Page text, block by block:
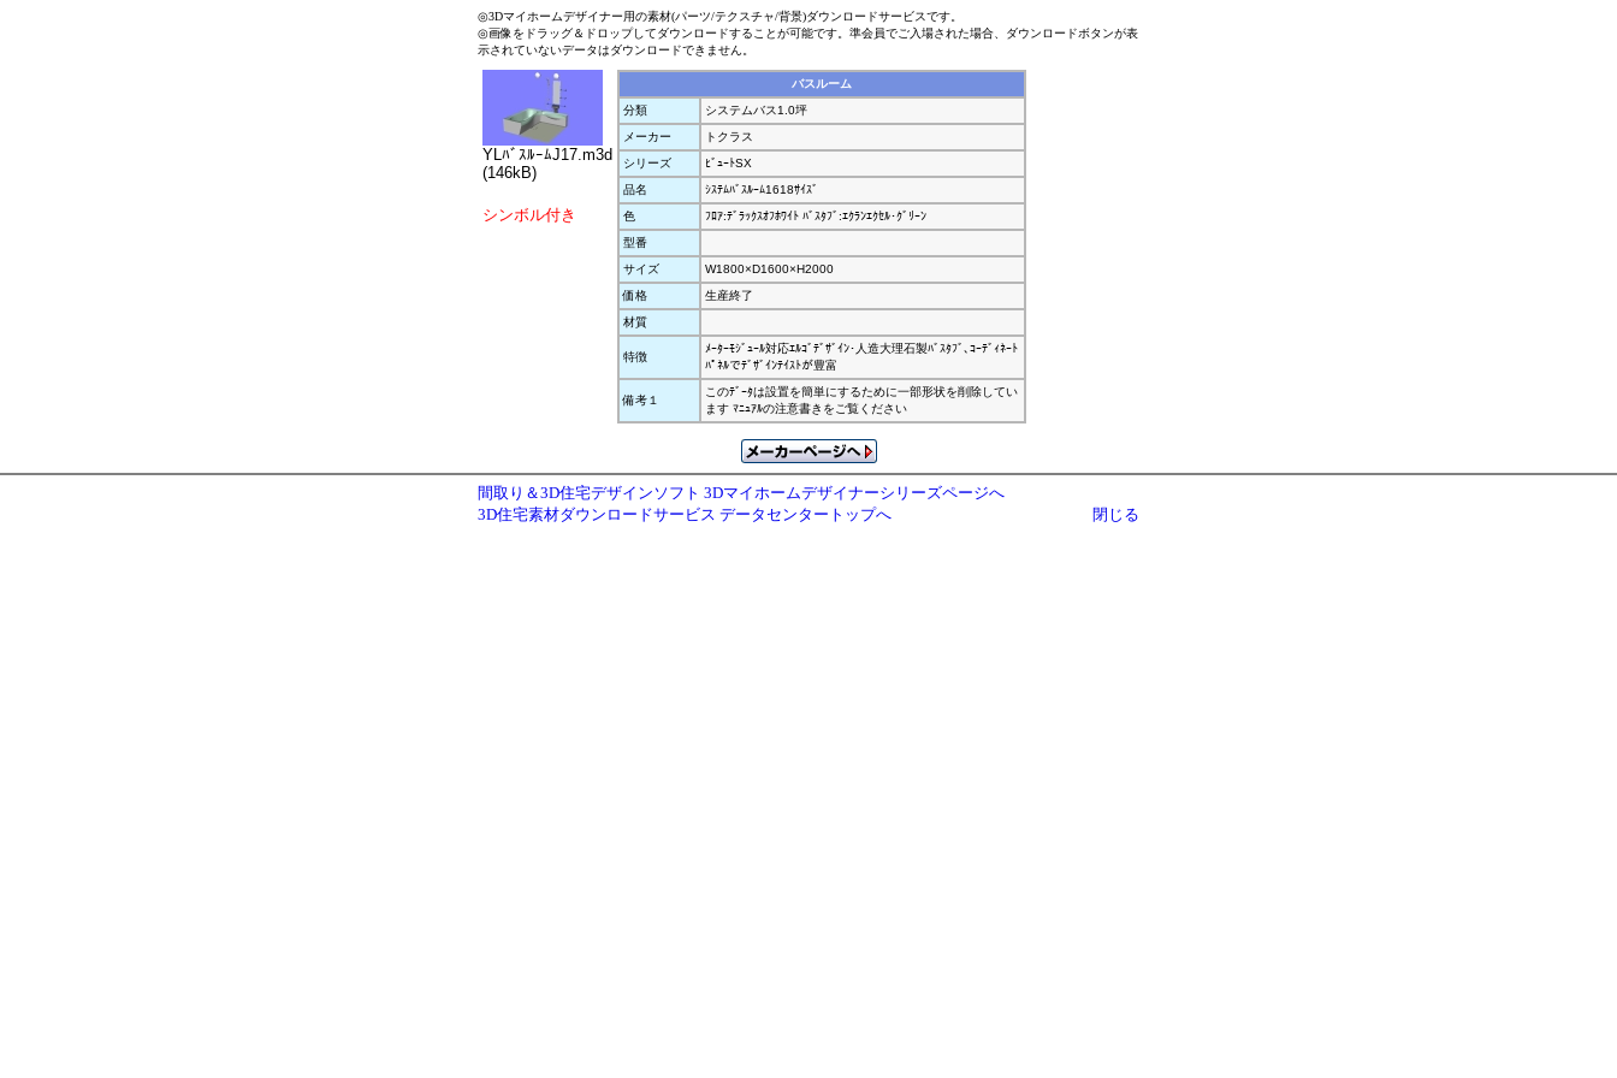
◎3Dマイホームデザイナー用の素材(パーツ/テクスチャ/背景)ダウンロードサービスです。
◎画像をドラッグ＆ドロップしてダウンロードすることが可能です。準会員でご入場された場合、ダウンロードボタンが表
示されていないデータはダウンロードできません。
YLﾊﾞｽﾙｰﾑJ17.m3d
(146kB)
シンボル付き
バスルーム
分類
システムバス1.0坪
メーカー
トクラス
シリーズ
ﾋﾞｭｰﾄSX
品名
ｼｽﾃﾑﾊﾞｽﾙｰﾑ1618ｻｲｽﾞ
色
ﾌﾛｱ:ﾃﾞﾗｯｸｽｵﾌﾎﾜｲﾄ ﾊﾞｽﾀﾌﾞ:ｴｸﾗﾝｴｸｾﾙ･ｸﾞﾘｰﾝ
型番
サイズ
W1800×D1600×H2000
価格
生産終了
材質
特徴
ﾒｰﾀｰﾓｼﾞｭｰﾙ対応ｴﾙｺﾞﾃﾞｻﾞｲﾝ･人造大理石製ﾊﾞｽﾀﾌﾞ､ｺｰﾃﾞｨﾈｰﾄ
ﾊﾟﾈﾙでﾃﾞｻﾞｲﾝﾃｲｽﾄが豊富
備考１
このﾃﾞｰﾀは設置を簡単にするために一部形状を削除してい
ます ﾏﾆｭｱﾙの注意書きをご覧ください
間取り＆3D住宅デザインソフト 3Dマイホームデザイナーシリーズページへ
3D住宅素材ダウンロードサービス データセンタートップへ
閉じる